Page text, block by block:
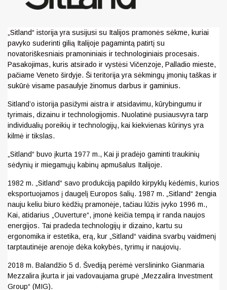
„Sitland“ istorija yra susijusi su Italijos pramonės sėkme, kuriai
pavyko suderinti gilią Italijoje pagamintą patirtį su
novatoriškesniais pramoniniais ir technologiniais procesais.
Pasakojimas, kuris atsirado ir vystėsi Vičenzoje, Palladio mieste,
pačiame Veneto širdyje. Ši teritorija yra sėkmingų įmonių taškas ir
sukūrė visame pasaulyje žinomus darbus ir gaminius.
Sitland’o istorija pasižymi aistra ir atsidavimu, kūrybingumu ir
tyrimais, dizainu ir technologijomis. Nuolatinė pusiausvyra tarp
individualių poreikių ir technologijų, kai kiekvienas kūrinys yra
kilmė ir tikslas.
„Sitland“ buvo įkurta 1977 m., Kai ji pradėjo gaminti traukinių
sėdynių ir miegamųjų kabinų apmušalus Italijoje.
1982 m. „Sitland“ savo produkciją papildo kirpyklų kėdėmis, kurios
eksportuojamos į daugelį Europos šalių. 1987 m. „Sitland“ žengia
nauju keliu biuro kėdžių pramonėje, tačiau lūžis įvyko 1996 m.,
Kai, atidarius „Ouverture“, įmonė keičia tempą ir randa naujos
energijos. Tai pradeda technologijų ir dizaino, kartu su
ergonomika ir estetika, erą, kur „Sitland“ vaidina svarbų vaidmenį
tarptautinėje arenoje dėka kokybės, tyrimų ir naujovių.
2018 m. Balandžio 5 d. Švediją perėmė verslininko Gianmaria
Mezzalira įkurta ir jai vadovaujama grupė „Mezzalira Investment
Group“ (MIG).